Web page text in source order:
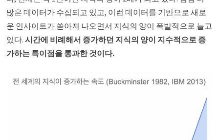
많은 데이터가 수집되고 있고, 이런 데이터를 기반으로 새로
운 인사이트가 쏟아져 나오면서 지식의 양이 폭발적으로 늘고
있다.시간에 비례해서 증가하던 지식의 양이 지수적으로 증
가하는 특이점을 통과한 것이다.